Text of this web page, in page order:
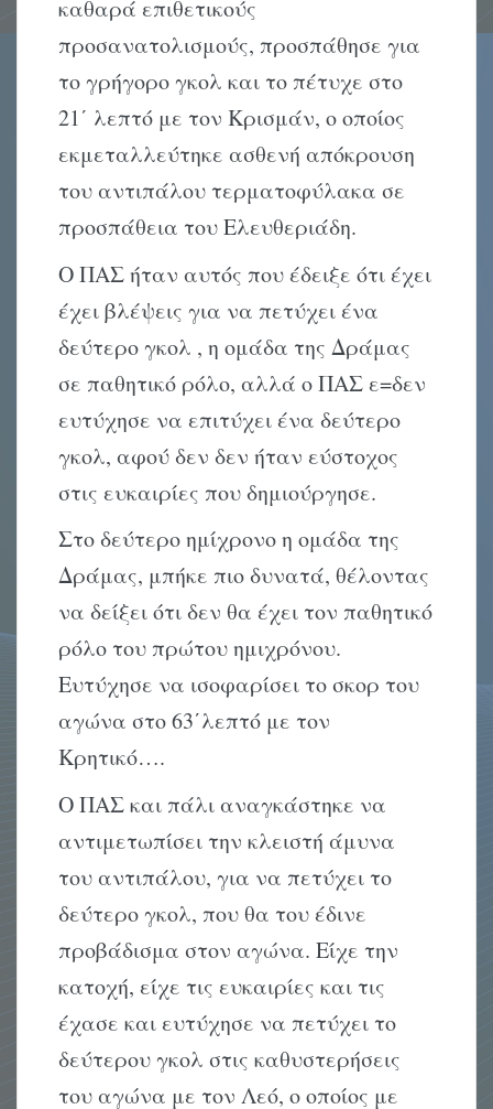
καθαρά επιθετικούς
προσανατολισμούς, προσπάθησε για
το γρήγορο γκολ και το πέτυχε στο
21΄ λεπτό με τον Κρισμάν, ο οποίος
εκμεταλλεύτηκε ασθενή απόκρουση
του αντιπάλου τερματοφύλακα σε
προσπάθεια του Ελευθεριάδη.
Ο ΠΑΣ ήταν αυτός που έδειξε ότι έχει
έχει βλέψεις για να πετύχει ένα
δεύτερο γκολ , η ομάδα της Δράμας
σε παθητικό ρόλο, αλλά ο ΠΑΣ ε=δεν
ευτύχησε να επιτύχει ένα δεύτερο
γκολ, αφού δεν δεν ήταν εύστοχος
στις ευκαιρίες που δημιούργησε.
Στο δεύτερο ημίχρονο η ομάδα της
Δράμας, μπήκε πιο δυνατά, θέλοντας
να δείξει ότι δεν θα έχει τον παθητικό
ρόλο του πρώτου ημιχρόνου.
Ευτύχησε να ισοφαρίσει το σκορ του
αγώνα στο 63΄λεπτό με τον
Κρητικό….
Ο ΠΑΣ και πάλι αναγκάστηκε να
αντιμετωπίσει την κλειστή άμυνα
του αντιπάλου, για να πετύχει το
δεύτερο γκολ, που θα του έδινε
προβάδισμα στον αγώνα. Είχε την
κατοχή, είχε τις ευκαιρίες και τις
έχασε και ευτύχησε να πετύχει το
δεύτερου γκολ στις καθυστερήσεις
του αγώνα με τον Λεό, ο οποίος με